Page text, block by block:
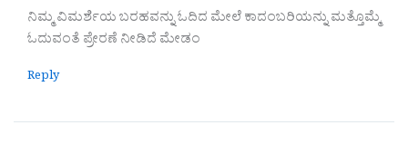
ನಿಮ್ಮ ವಿಮರ್ಶೆಯ ಬರಹವನ್ನು ಓದಿದ ಮೇಲೆ ಕಾದಂಬರಿಯನ್ನು ಮತ್ತೊಮ್ಮೆ
ಓದುವಂತೆ ಪ್ರೇರಣೆ ನೀಡಿದೆ ಮೇಡಂ
Reply